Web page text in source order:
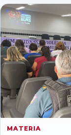
MATERIA